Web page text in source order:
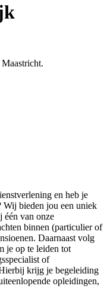
en heb je
Wij bieden jou een uniek
één van onze
binnen (particulier of
Daarnaast volg
je op te leiden tot
of
krijg je begeleiding
opleidingen,